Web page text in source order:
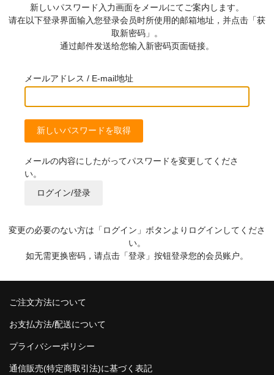
冷凍 肉類＆点心
冷蔵 惣菜＆食品
飲料
穀物類
漬物類
健康食品
野菜＆果物
乾物
その他食品
ピータン・塩漬け卵
新しいパスワード入力画面をメールにてご案内します。
请在以下登录界面输入您登录会员时所使用的邮箱地址，并点击「获
取新密码」。
通过邮件发送给您输入新密码页面链接。
メールアドレス / E-mail地址
メールの内容にしたがってパスワードを変更してくださ
い。
ログイン/登录
変更の必要のない方は「ログイン」ボタンよりログインしてくださ
い。
如无需更换密码，请点击「登录」按钮登录您的会员账户。
ご注文方法について
お支払方法/配送について
プライバシーポリシー
通信販売(特定商取引法)に基づく表記